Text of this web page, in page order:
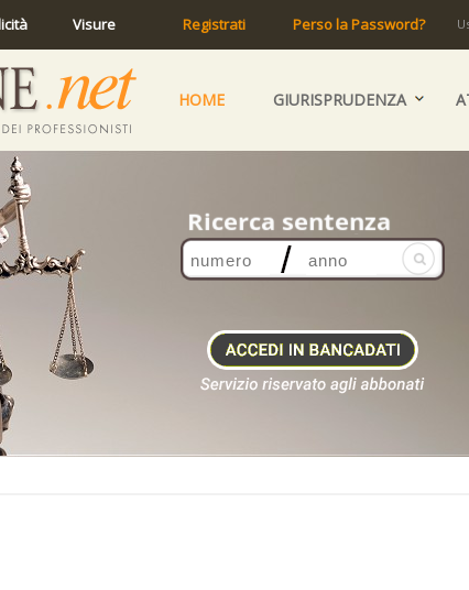
Visure Registrati Perso la Password?
HOME GIURISPRUDENZA